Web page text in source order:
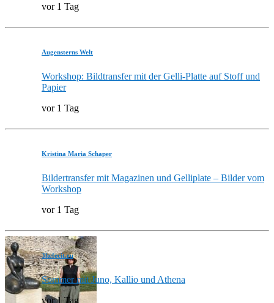
vor 1 Tag
Augensterns Welt
Workshop: Bildtransfer mit der Gelli-Platte auf Stoff und
Papier
vor 1 Tag
Kristina Maria Schaper
Bildertransfer mit Magazinen und Gelliplate – Bilder vom
Workshop
vor 1 Tag
3hefecit.eu
Sommer mit Juno, Kallio und Athena
vor 1 Tag